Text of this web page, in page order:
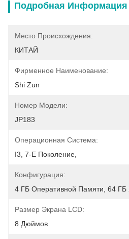
Подробная Информация
Место Происхождения:
КИТАЙ
Фирменное Наименование:
Shi Zun
Номер Модели:
JP183
Операционная Система:
I3, 7-Е Поколение,
Конфигурация:
4 ГБ Оперативной Памяти, 64
Размер Экрана LCD:
8 Дюймов